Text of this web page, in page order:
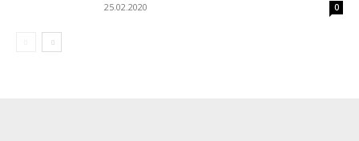
25.02.2020 0